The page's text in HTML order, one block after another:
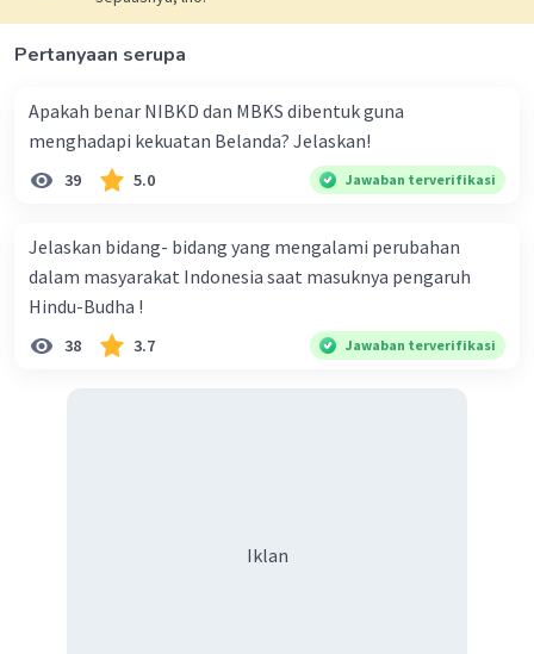
Pertanyaan serupa
Apakah benar NIBKD dan MBKS dibentuk guna
menghadapi kekuatan Belanda? Jelaskan!
39 5.0 Jawaban terverifikasi
Jelaskan bidang- bidang yang mengalami perubahan
dalam masyarakat Indonesia saat masuknya pengaruh
Hindu-Budha !
38 3.7 Jawaban terverifikasi
Iklan